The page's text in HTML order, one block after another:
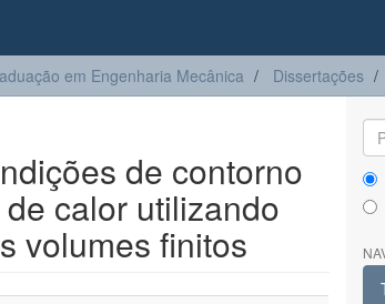
em Engenharia Mecânica Dissertações
de contorno
calor utilizando
volumes finitos